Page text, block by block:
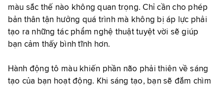
màu sắc thế nào không quan trọng. Chỉ cần cho phép
bản thân tận hưởng quá trình mà không bị áp lực phải
tạo ra những tác phẩm nghệ thuật tuyệt vời sẽ giúp
bạn cảm thấy bình tĩnh hơn.
Hành động tô màu khiến phần não phải thiên về sáng
tạo của bạn hoạt động. Khi sáng tạo, bạn sẽ đắm chìm